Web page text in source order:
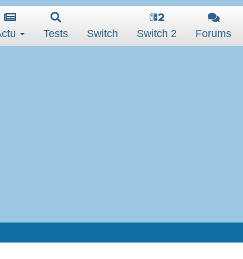
Tests Switch Switch 2 Forums